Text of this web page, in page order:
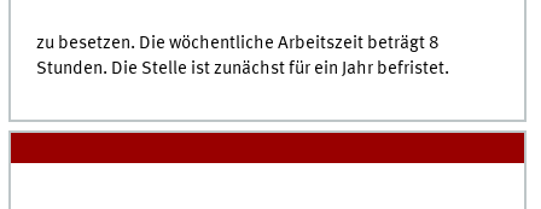
zu besetzen. Die wöchentliche Arbeitszeit beträgt 8
Stunden. Die Stelle ist zunächst für ein Jahr befristet.